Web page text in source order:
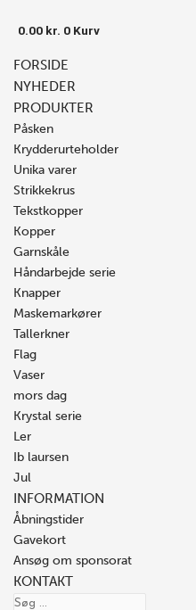
0.00 kr. 0 Kurv
FORSIDE
NYHEDER
PRODUKTER
Påsken
Krydderurteholder
Unika varer
Strikkekrus
Tekstkopper
Kopper
Garnskåle
Håndarbejde serie
Knapper
Maskemarkører
Tallerkner
Flag
Vaser
mors dag
Krystal serie
Ler
Ib laursen
Jul
INFORMATION
Åbningstider
Gavekort
Ansøg om sponsorat
KONTAKT